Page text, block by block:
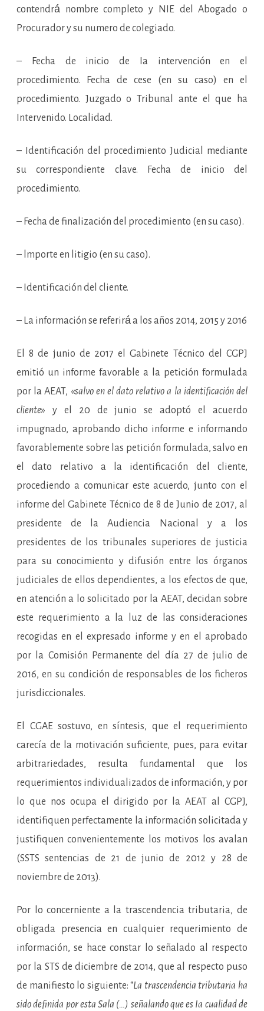
contendrá́ nombre completo y NIE del Abogado o
Procurador y su numero de colegiado.
– Fecha de inicio de Ia intervención en el
procedimiento. Fecha de cese (en su caso) en el
procedimiento. Juzgado o Tribunal ante el que ha
Intervenido. Localidad.
– Identificación del procedimiento Judicial mediante
su correspondiente clave. Fecha de inicio del
procedimiento.
– Fecha de finalización del procedimiento (en su caso).
– lmporte en litigio (en su caso).
– Identificación del cliente.
– La información se referirá́ a los años 2014, 2015 y 2016
El 8 de junio de 2017 el Gabinete Técnico del CGPJ
emitió un informe favorable a la petición formulada
por la AEAT, «salvo en el dato relativo a la identificación del
cliente» y el 20 de junio se adoptó el acuerdo
impugnado, aprobando dicho informe e informando
favorablemente sobre las petición formulada, salvo en
el dato relativo a la identificación del cliente,
procediendo a comunicar este acuerdo, junto con el
informe del Gabinete Técnico de 8 de Junio de 2017, al
presidente de la Audiencia Nacional y a los
presidentes de los tribunales superiores de justicia
para su conocimiento y difusión entre los órganos
judiciales de ellos dependientes, a los efectos de que,
en atención a lo solicitado por la AEAT, decidan sobre
este requerimiento a la luz de las consideraciones
recogidas en el expresado informe y en el aprobado
por la Comisión Permanente del día 27 de julio de
2016, en su condición de responsables de los ficheros
jurisdiccionales.
El CGAE sostuvo, en síntesis, que el requerimiento
carecía de la motivación suficiente, pues, para evitar
arbitrariedades, resulta fundamental que los
requerimientos individualizados de información, y por
lo que nos ocupa el dirigido por la AEAT al CGPJ,
identifiquen perfectamente la información solicitada y
justifiquen convenientemente los motivos los avalan
(SSTS sentencias de 21 de junio de 2012 y 28 de
noviembre de 2013).
Por lo concerniente a la trascendencia tributaria, de
obligada presencia en cualquier requerimiento de
información, se hace constar lo señalado al respecto
por la STS de diciembre de 2014, que al respecto puso
de manifiesto lo siguiente: “La trascendencia tributaria ha
sido definida por esta Sala (…) señalando que es Ia cualidad de